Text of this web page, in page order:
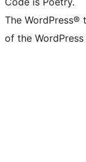
The
of the